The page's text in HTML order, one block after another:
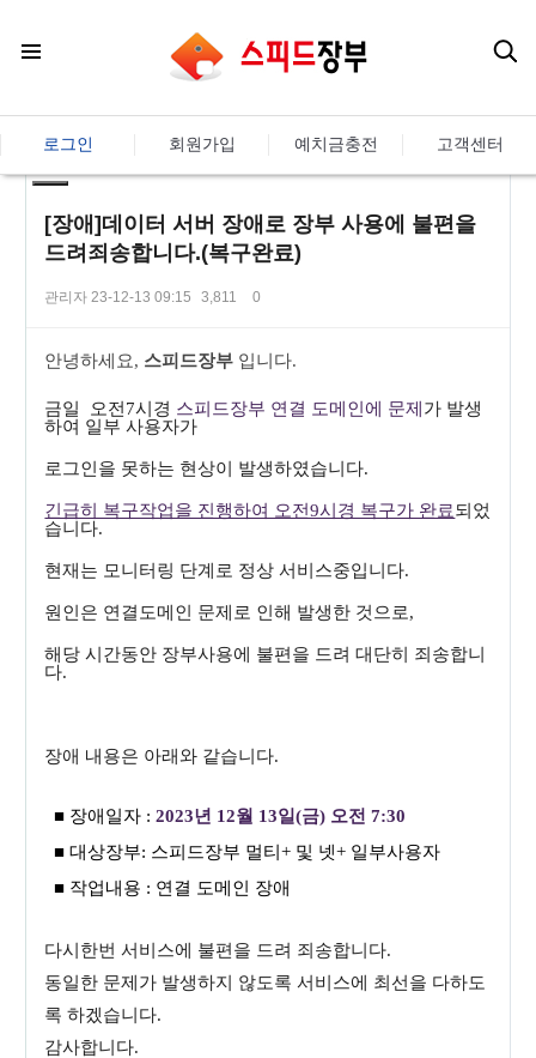
로그인 회원가입 예치금충전 고객센터
[장애]데이터 서버 장애로 장부 사용에 불편을
드려죄송합니다.(복구완료)
관리자 23-12-13 09:15 3,811 0
본문
안녕하세요, 스피드장부 입니다.
금일 오전7시경 스피드장부 연결 도메인에 문제 가 발생
하여 일부 사용자가
로그인을 못하는 현상이 발생하였습니다.
긴급히 복구작업을 진행하여 오전9시경 복구가 완료되었
습니다.
현재는 모니터링 단계로 정상 서비스중입니다.
원인은 연결도메인 문제로 인해 발생한 것으로,
해당 시간동안 장부사용에 불편을 드려 대단히 죄송합니
다.
장애 내용은 아래와 같습니다.
■ 장애일자 :2023년 12월 13일(금) 오전 7:30
■ 대상장부: 스피드장부 멀티+ 및 넷+ 일부사용자
■ 작업내용 : 연결 도메인 장애
다시한번 서비스에 불편을 드려 죄송합니다.
동일한 문제가 발생하지 않도록 서비스에 최선을 다하도
록 하겠습니다.
감사합니다.